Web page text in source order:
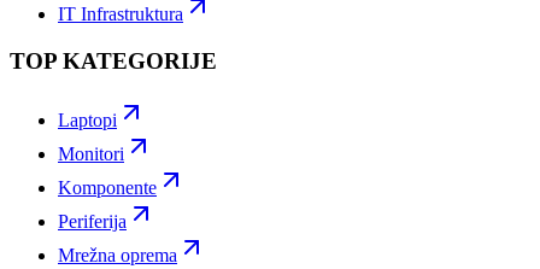
IT Infrastruktura
TOP KATEGORIJE
Laptopi
Monitori
Komponente
Periferija
Mrežna oprema